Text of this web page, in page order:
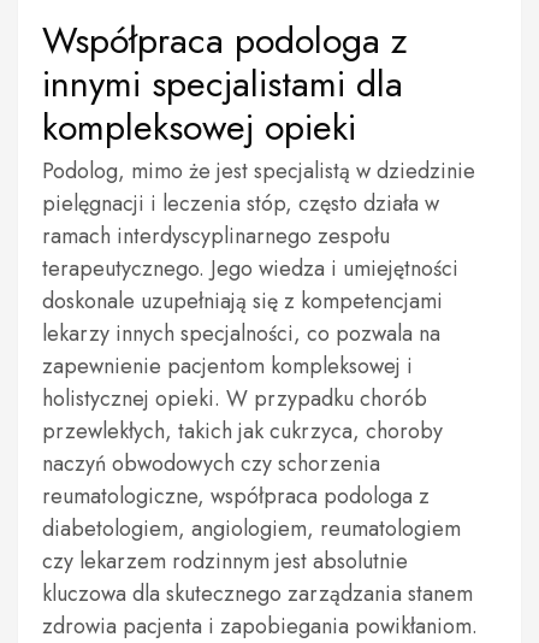
Współpraca podologa z
innymi specjalistami dla
kompleksowej opieki
Podolog, mimo że jest specjalistą w dziedzinie
pielęgnacji i leczenia stóp, często działa w
ramach interdyscyplinarnego zespołu
terapeutycznego. Jego wiedza i umiejętności
doskonale uzupełniają się z kompetencjami
lekarzy innych specjalności, co pozwala na
zapewnienie pacjentom kompleksowej i
holistycznej opieki. W przypadku chorób
przewlekłych, takich jak cukrzyca, choroby
naczyń obwodowych czy schorzenia
reumatologiczne, współpraca podologa z
diabetologiem, angiologiem, reumatologiem
czy lekarzem rodzinnym jest absolutnie
kluczowa dla skutecznego zarządzania stanem
zdrowia pacjenta i zapobiegania powikłaniom.